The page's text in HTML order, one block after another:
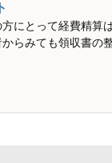
にとって経費精算
らみても領収書の